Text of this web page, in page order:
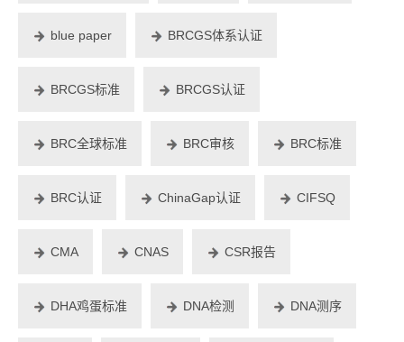
blue paper BRCGS体系认证
BRCGS标准 BRCGS认证
BRC全球标准 BRC审核 BRC标准
BRC认证 ChinaGap认证 CIFSQ
CMA CNAS CSR报告
DHA鸡蛋标准 DNA检测 DNA测序